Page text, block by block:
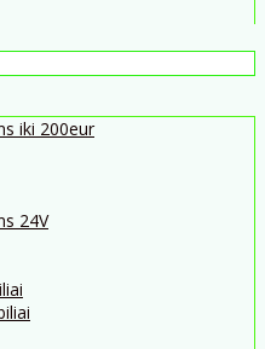
iki 200eur
24V